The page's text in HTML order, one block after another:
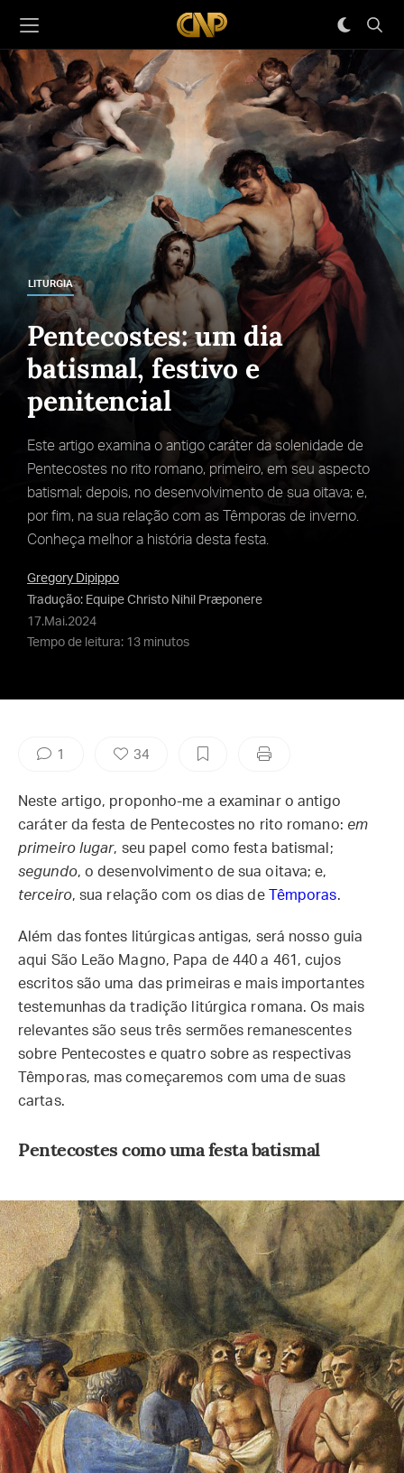
LITURGIA
Pentecostes: um dia
batismal, festivo e
penitencial
Este artigo examina o antigo caráter da solenidade de
Pentecostes no rito romano, primeiro, em seu aspecto
batismal; depois, no desenvolvimento de sua oitava; e,
por fim, na sua relação com as Têmporas de inverno.
Conheça melhor a história desta festa.
Gregory Dipippo
Tradução: Equipe Christo Nihil Præponere
17.Mai.2024
Tempo de leitura: 13 minutos
1 34
Neste artigo, proponho-me a examinar o antigo
caráter da festa de Pentecostes no rito romano: em
primeiro lugar, seu papel como festa batismal;
segundo, o desenvolvimento de sua oitava; e,
terceiro, sua relação com os dias de Têmporas.
Além das fontes litúrgicas antigas, será nosso guia
aqui São Leão Magno, Papa de 440 a 461, cujos
escritos são uma das primeiras e mais importantes
testemunhas da tradição litúrgica romana. Os mais
relevantes são seus três sermões remanescentes
sobre Pentecostes e quatro sobre as respectivas
Têmporas, mas começaremos com uma de suas
cartas.
Pentecostes como uma festa batismal